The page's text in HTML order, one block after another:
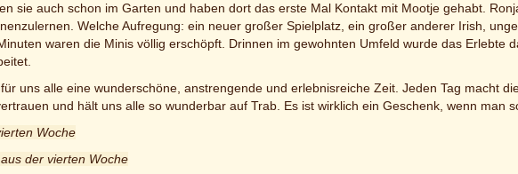
sie auch schon im Garten und haben dort das erste Mal Kontakt mit Mootje gehabt.
Welche Aufregung: ein neuer großer Spielplatz, ein großer anderer Irish,
waren die Minis völlig erschöpft. Drinnen im gewohnten Umfeld wurde das Erlebte
uns alle eine wunderschöne, anstrengende und erlebnisreiche Zeit. Jeden Tag macht
und hält uns alle so wunderbar auf Trab. Es ist wirklich ein Geschenk, wenn man
Woche
der vierten Woche